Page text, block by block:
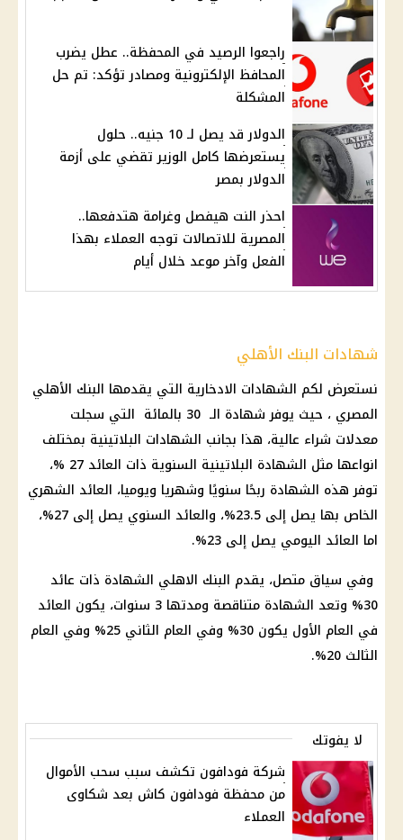
راجعوا الرصيد في المحفظة.. عطل يضرب
المحافظ الإلكترونية ومصادر تؤكد: تم حل
المشكلة
الدولار قد يصل لـ 10 جنيه.. حلول
يستعرضها كامل الوزير تقضي على أزمة
الدولار بمصر
احذر النت هيفصل وغرامة هتدفعها..
المصرية للاتصالات توجه العملاء بهذا
الفعل وآخر موعد خلال أيام
شهادات البنك الأهلي
نستعرض لكم الشهادات الادخارية التي يقدمها البنك الأهلي
المصري ، حيث يوفرشهادة
الـ 30 بالمائة التي سجلت
معدلات شراء عالية، هذا بجانب الشهادات البلاتينية بمختلف
انواعها مثل الشهادة البلاتينية السنوية ذات العائد
27 %،
توفر هذه الشهادة ربحًا سنويًا وشهريا ويوميا، العائد الشهري
الخاص بها يصل إلى 23.5%، والعائد السنوي يصل إلى 27%،
اما العائد اليومي يصل إلى 23%.
وفي سياق متصل، يقدم البنك الاهلي الشهادة ذات عائد
30% وتعد
الشهادة متناقصة ومدتها 3 سنوات، يكون
العائد
في العام الأول يكون 30% وفي العام الثاني 25% وفي العام
الثالث 20%.
لا يفوتك
شركة فودافون تكشف سبب سحب الأموال
من محفظة فودافون كاش بعد شكاوى
العملاء